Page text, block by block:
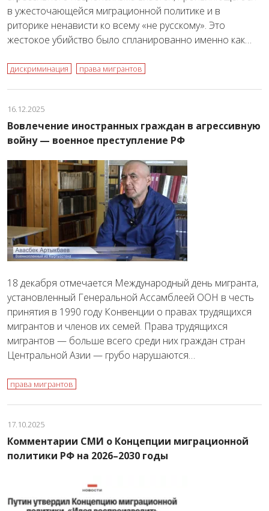
в ужесточающейся миграционной политике и в
риторике ненависти ко всему «не русскому». Это
жестокое убийство было спланированно именно как…
дискриминация права мигрантов
16.12.2025
Вовлечение иностранных граждан в агрессивную
войну — военное преступление РФ
18 декабря отмечается Международный день мигранта,
установленный Генеральной Ассамблеей ООН в честь
принятия в 1990 году Конвенции о правах трудящихся
мигрантов и членов их семей. Права трудящихся
мигрантов — больше всего среди них граждан стран
Центральной Азии — грубо нарушаются…
права мигрантов
17.10.2025
Комментарии СМИ о Концепции миграционной
политики РФ на 2026–2030 годы